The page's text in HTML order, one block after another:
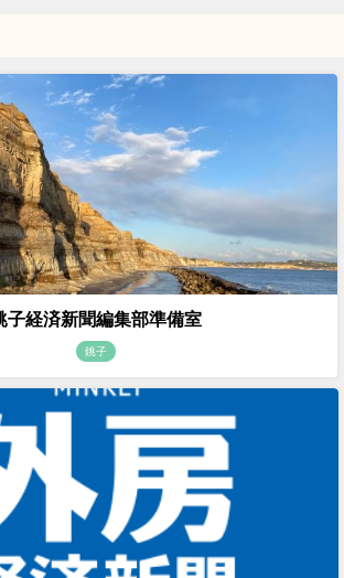
子経済新聞編集部準備室
銚子